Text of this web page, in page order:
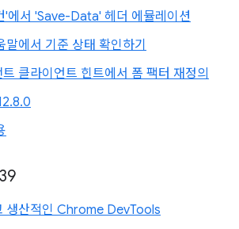
'에서 'Save-Data' 헤더 에뮬레이션
말에서 기준 상태 확인하기
클라이언트 힌트에서 폼 팩터 재정의
생산적인 Chrome DevTools